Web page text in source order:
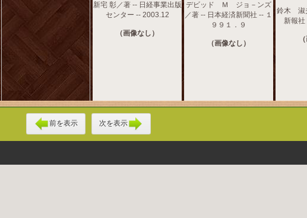
新宅 彰／著 -- 日経事業出版
センター -- 2003.12
（画像なし）
デビッド Ｍ ジョ－ンズ
／著 -- 日本経済新聞社 -- １
９９１．９
（画像なし）
鈴木 淑
新報社
前を表示 次を表示